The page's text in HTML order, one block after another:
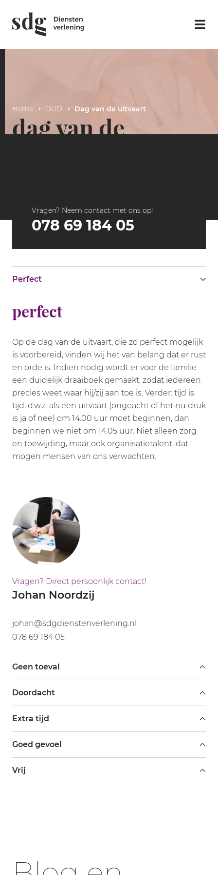
Home OUD Dag van de uitvaart
dag van de
Vragen? Neem contact met ons op!
078 69 184 05
Perfect
perfect
Op de dag van de uitvaart, die zo perfect mogelijk
is voorbereid, vinden wij het van belang dat er rust
en orde is. Indien nodig wordt er voor de familie
een duidelijk draaiboek gemaakt, zodat iedereen
precies weet waar hij/zij aan toe is. Verder: tijd is
tijd, d.w.z. als een uitvaart (ongeacht of het nu druk
is ja of nee) om 14.00 uur moet beginnen, dan
beginnen we niet om 14.05 uur. Niet alleen zorg
en toewijding, maar ook organisatietalent, dat
mogen mensen van ons verwachten.
Vragen? Direct persoonlijk contact!
Johan Noordzij
johan@sdgdienstenverlening.nl
078 69 184 05
Geen toeval
Doordacht
Extra tijd
Goed gevoel
Vrij